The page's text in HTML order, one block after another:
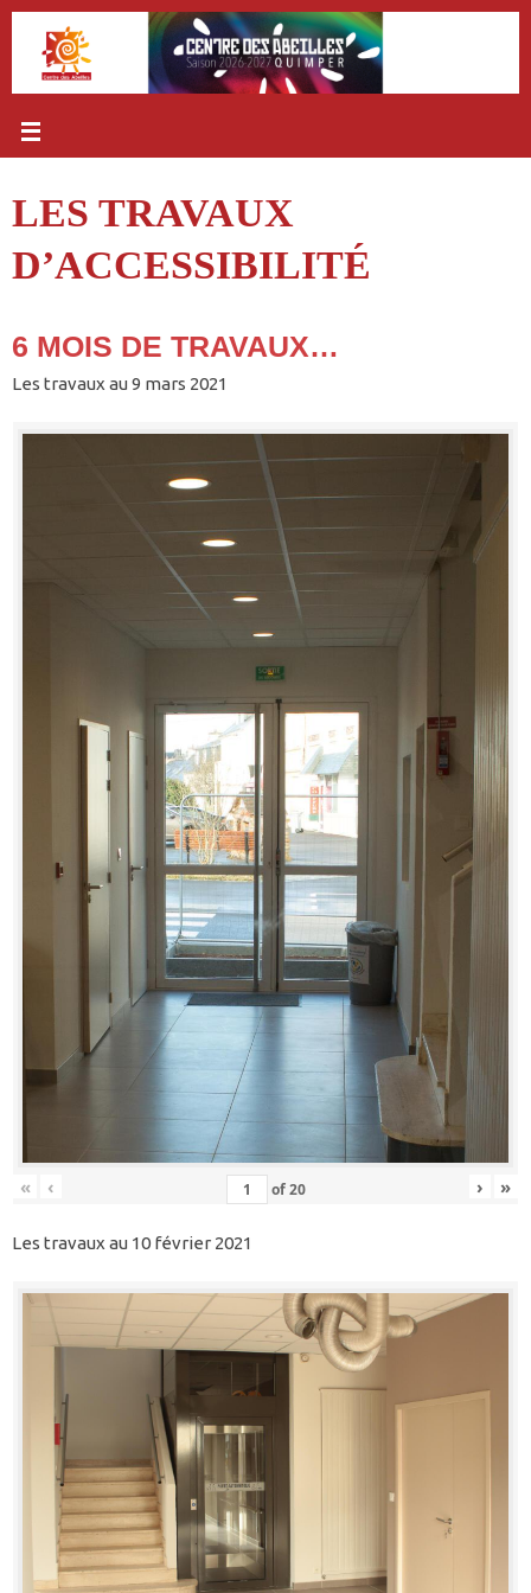
Passer
contenu
LES TRAVAUX
D’ACCESSIBILITÉ
6 MOIS DE TRAVAUX…
Les travaux au 9 mars 2021
« ‹ of20 › »
Les travaux au 10 février 2021